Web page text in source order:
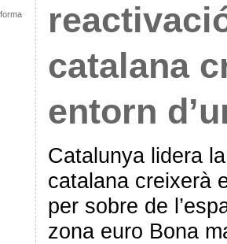
catalana
entorn
Catalunya lidera
catalana creixerà
per sobre de
zona euro Bona